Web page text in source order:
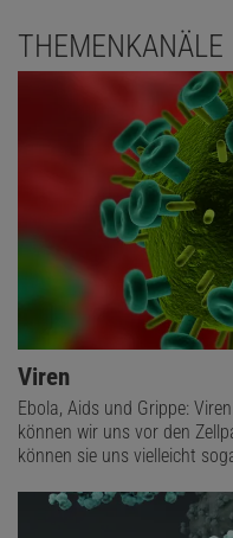
THEMENKANÄLE
Viren
Ebola, Aids und Grippe:
können wir uns vor den
können sie uns vielleicht